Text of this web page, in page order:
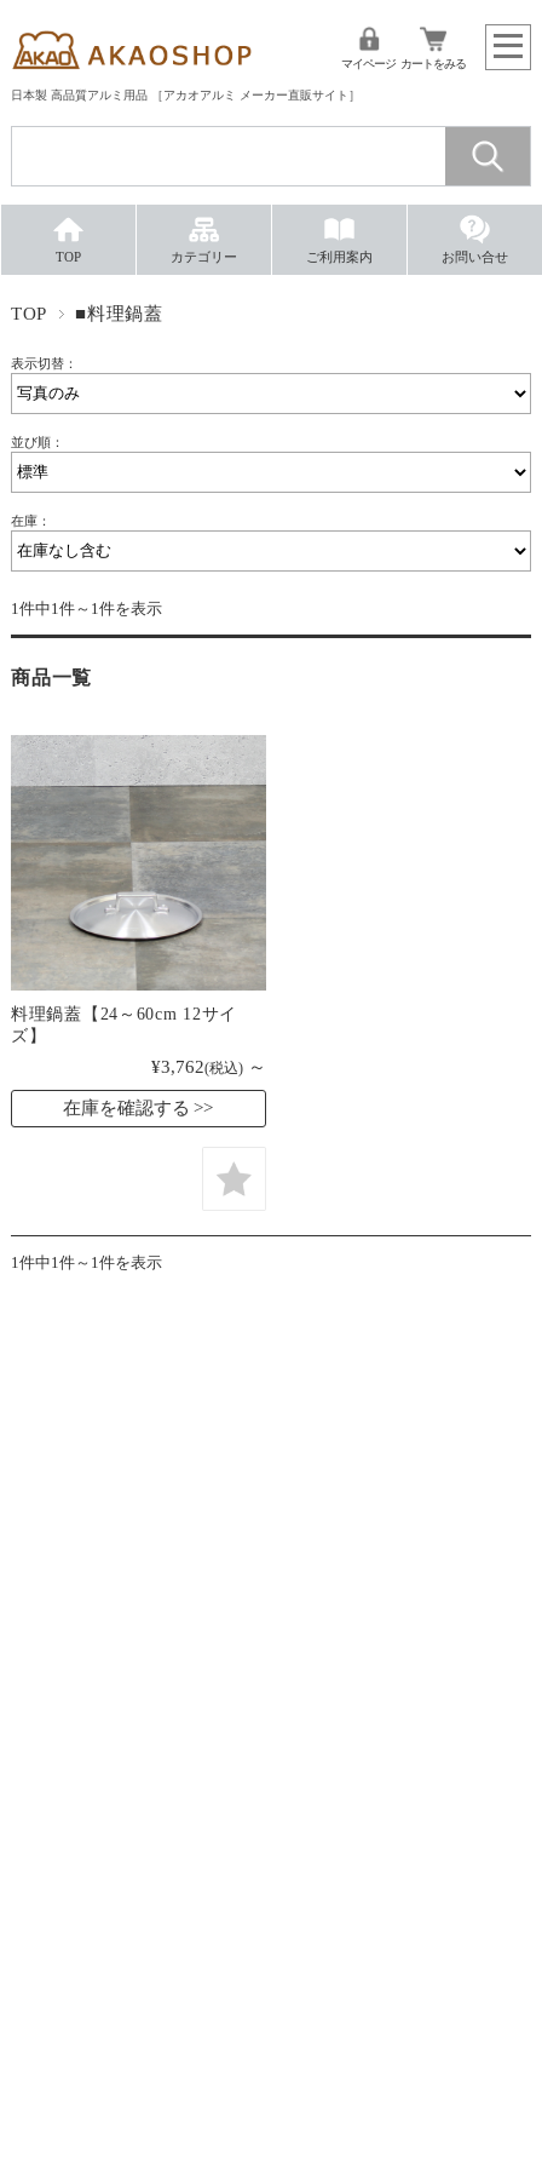
日本製 高品質アルミ用品 ［アカオアルミ メーカー直販サイト］
マイページ カートをみる
TOP カテゴリー ご利用案内 お問い合せ
TOP ■料理鍋蓋
表示切替：
並び順：
在庫：
1件中1件～1件を表示
商品一覧
料理鍋蓋【24～60cm 12サイ
ズ】
¥3,762(税込) ～
在庫を確認する
1件中1件～1件を表示